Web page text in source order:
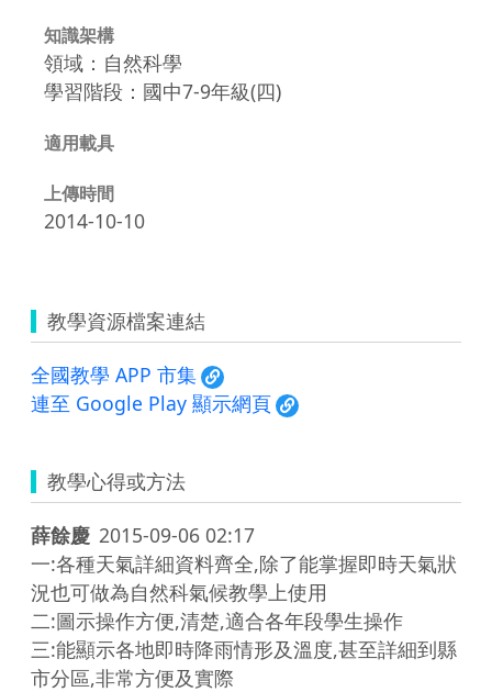
知識架構
領域：自然科學
學習階段：國中7-9年級(四)
適用載具
上傳時間
2014-10-10
教學資源檔案連結
全國教學 APP 市集
連至 Google Play 顯示網頁
教學心得或方法
薛餘慶 2015-09-06 02:17
一:各種天氣詳細資料齊全,除了能掌握即時天氣狀
況也可做為自然科氣候教學上使用
二:圖示操作方便,清楚,適合各年段學生操作
三:能顯示各地即時降雨情形及溫度,甚至詳細到縣
市分區,非常方便及實際